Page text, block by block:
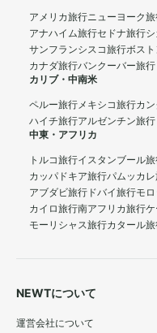
アメリカ旅行ニューヨーク
アナハイム旅行セドナ旅行
サンフランシスコ旅行ボス
カナダ旅行バンクーバー旅行
カリブ・中南米
ペルー旅行メキシコ旅行カ
ハイチ旅行アルゼンチン旅行
中東・アフリカ
トルコ旅行イスタンブール
カッパドキア旅行パムッカ
アブダビ旅行 ドバイ旅行モ
カイロ旅行南アフリカ旅行
モーリシャス旅行カタール
NEWTについて
運営会社について